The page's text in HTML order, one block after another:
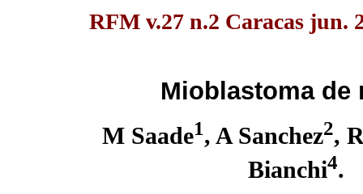
RFM v.27 n.2 Caracas jun.
Mioblastoma de
M Saade1, A Sanchez2,
Bianchi4.